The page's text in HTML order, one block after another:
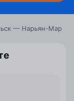
— Нарьян-Мар